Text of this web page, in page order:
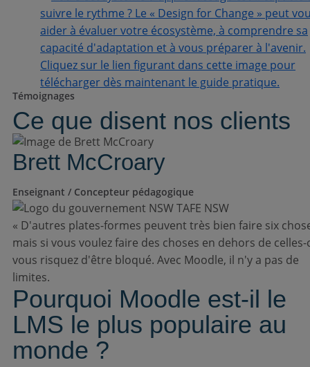
Témoignages
Ce que disent nos clients
Brett McCroary
Enseignant / Concepteur pédagogique
« D'autres plates-formes peuvent très bien faire six
mais si vous voulez faire des choses en dehors de celles-
vous risquez d'être bloqué. Avec Moodle, il n'y a pas de
limites.
Pourquoi Moodle est-il le
LMS le plus populaire au
monde ?